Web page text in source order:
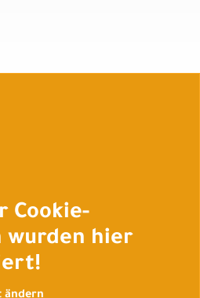
Cookie-
wurden hier